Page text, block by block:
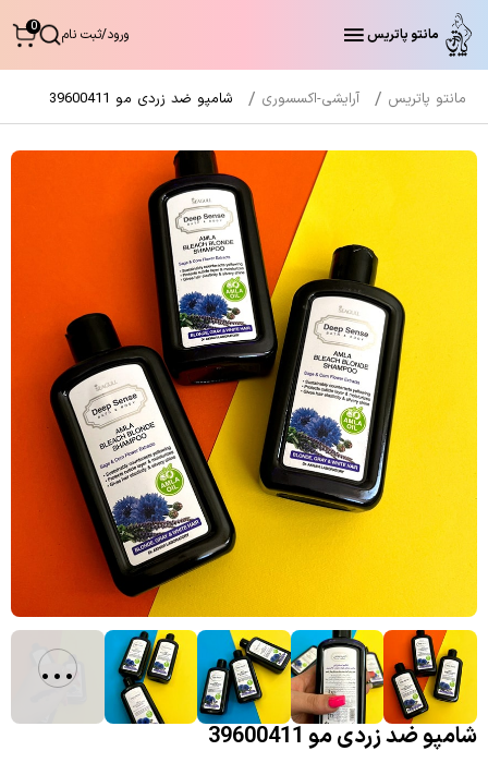
مانتو پاتریس ورود/ثبت نام 0
مانتو پاتریس آرایشی-اکسسوری شامپو ضد زردی مو 39600411
شامپو ضد زردی مو 39600411
...